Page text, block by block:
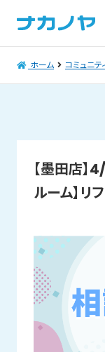
ホーム コミュニテ
【墨田店】
ルーム】リ